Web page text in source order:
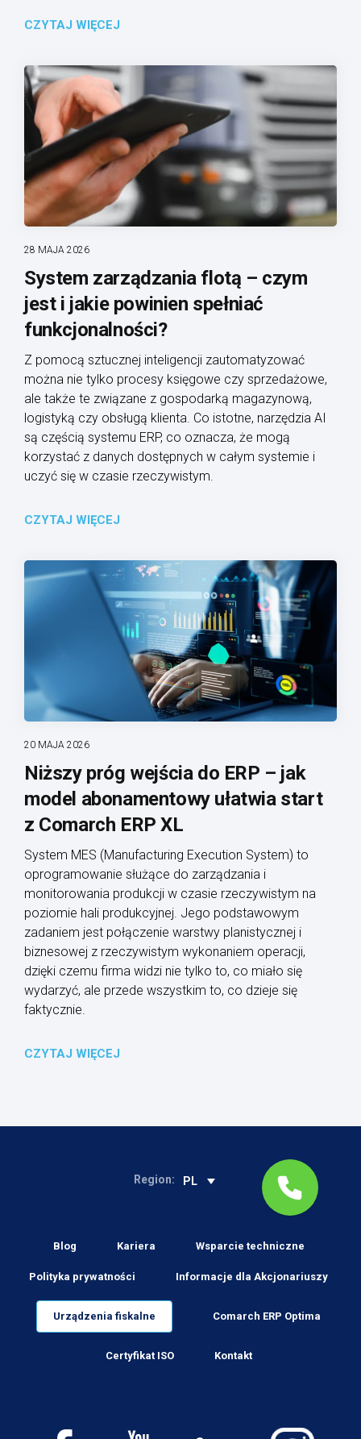
CZYTAJ WIĘCEJ
28 MAJA 2026
System zarządzania flotą – czym
jest i jakie powinien spełniać
funkcjonalności?
Z pomocą sztucznej inteligencji zautomatyzować
można nie tylko procesy księgowe czy sprzedażowe,
ale także te związane z gospodarką magazynową,
logistyką czy obsługą klienta. Co istotne, narzędzia AI
są częścią systemu ERP, co oznacza, że mogą
korzystać z danych dostępnych w całym systemie i
uczyć się w czasie rzeczywistym.
CZYTAJ WIĘCEJ
20 MAJA 2026
Niższy próg wejścia do ERP – jak
model abonamentowy ułatwia start
z Comarch ERP XL
System MES (Manufacturing Execution System) to
oprogramowanie służące do zarządzania i
monitorowania produkcji w czasie rzeczywistym na
poziomie hali produkcyjnej. Jego podstawowym
zadaniem jest połączenie warstwy planistycznej i
biznesowej z rzeczywistym wykonaniem operacji,
dzięki czemu firma widzi nie tylko to, co miało się
wydarzyć, ale przede wszystkim to, co dzieje się
faktycznie.
CZYTAJ WIĘCEJ
Region: PL
Blog Kariera Wsparcie techniczne
Polityka prywatności Informacje dla Akcjonariuszy
Urządzenia fiskalne Comarch ERP Optima
Certyfikat ISO Kontakt